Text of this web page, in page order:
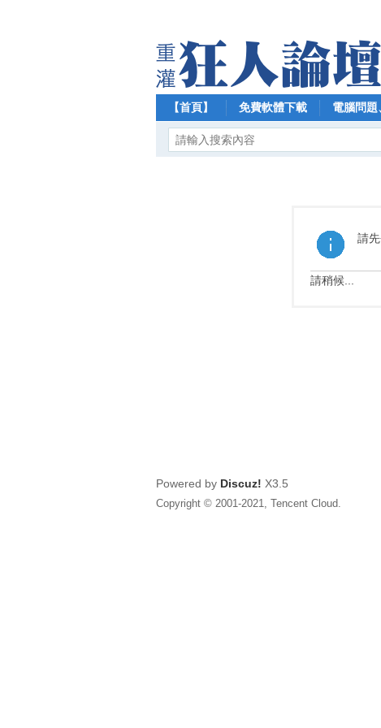
【首頁】 免費軟體下載 電腦問題
請
請稍候...
Powered by Discuz! X3.5
Copyright © 2001-2021, Tencent Cloud.